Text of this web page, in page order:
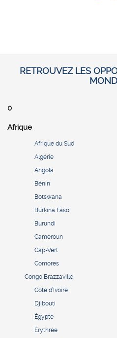
RETROUVEZ LES
0
Afrique
Afrique du Sud
Algérie
Angola
Bénin
Botswana
Burkina Faso
Burundi
Cameroun
Cap-Vert
Comores
Congo Brazzaville
Côte d’Ivoire
Djibouti
Égypte
Érythrée